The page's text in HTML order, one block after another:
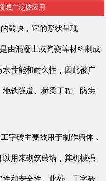
域广泛被应用
砖块，它的形状呈现
由混凝土或陶瓷等材料制成
性能和耐久性，因此被广
铁隧道、桥梁工程、防洪
字砖主要被用于制作墙体，
用来砌筑砖墙，其机械强
和安全性。此外，工字砖